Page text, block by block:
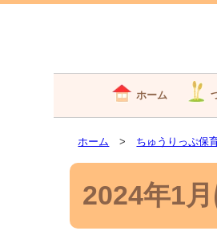
ホーム
ホーム > ちゅうりっぷ保
2024年1